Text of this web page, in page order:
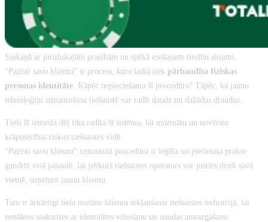
Saskaņā ar juridiskajām prasībām un spēkā esošajiem tiesību aktiem,
“Pazīsti savu klientu” ir process, kura laikā tiek pārbaudīta fiziskas
personas identitāte . Kāpēc nepieciešama šī procedūra? Tāpēc, ka jauno
tehnoloģiju izmantošana tiešsaistē var radīt daudz un dažādus draudus.
Tieši šī iemesla dēļ tika radīta šī sistēma, lai mazinātu un novērstu
krāpniecības riskus tiešsaistes vidē.
“Pazīsti savu klientu” izmantotā procedūra ir legāla un pielietota prakse
gandrīz visā pasaulē, lai jebkurš tiešsaistes operators var justies droši savā
vietnē, uzņemot jaunu klientu.
Tam ir ārkārtīgi liela nozīme klientu iekļaušanai tiešsaistes industrijā, lai
nenāktos saskarties ar identitātes viltošanu un naudas atmazgāšanu.